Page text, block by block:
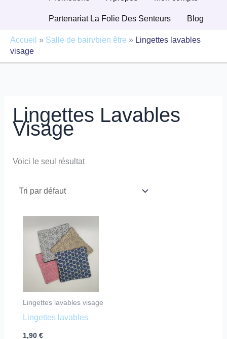
Partenariat La Folie Des Senteurs Blog
Accueil » Salle de bain/bien être » Lingettes lavables
visage
Lingettes Lavables
Visage
Voici le seul résultat
Lingettes lavables visage
Lingettes lavables
1,90 €
produit
plusieurs
variations.
Les
options
peuvent
être